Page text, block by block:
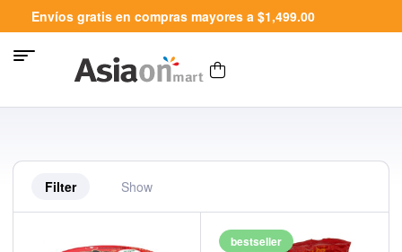
Envíos gratis en compras mayores a $1,499.00
Filter Show
bestseller